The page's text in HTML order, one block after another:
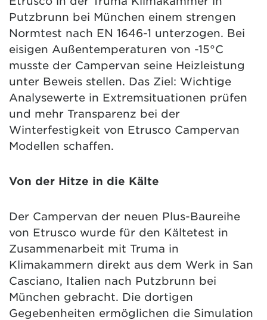
Putzbrunn bei München einem strengen
Normtest nach EN 1646-1 unterzogen. Bei
eisigen Außentemperaturen von -15°C
musste der Campervan seine Heizleistung
unter Beweis stellen. Das Ziel: Wichtige
Analysewerte in Extremsituationen prüfen
und mehr Transparenz bei der
Winterfestigkeit von Etrusco Campervan
Modellen schaffen.
Von der Hitze in die Kälte
Der Campervan der neuen Plus-Baureihe
von Etrusco wurde für den Kältetest in
Zusammenarbeit mit Truma in
Klimakammern direkt aus dem Werk in San
Casciano, Italien nach Putzbrunn bei
München gebracht. Die dortigen
Gegebenheiten ermöglichen die Simulation